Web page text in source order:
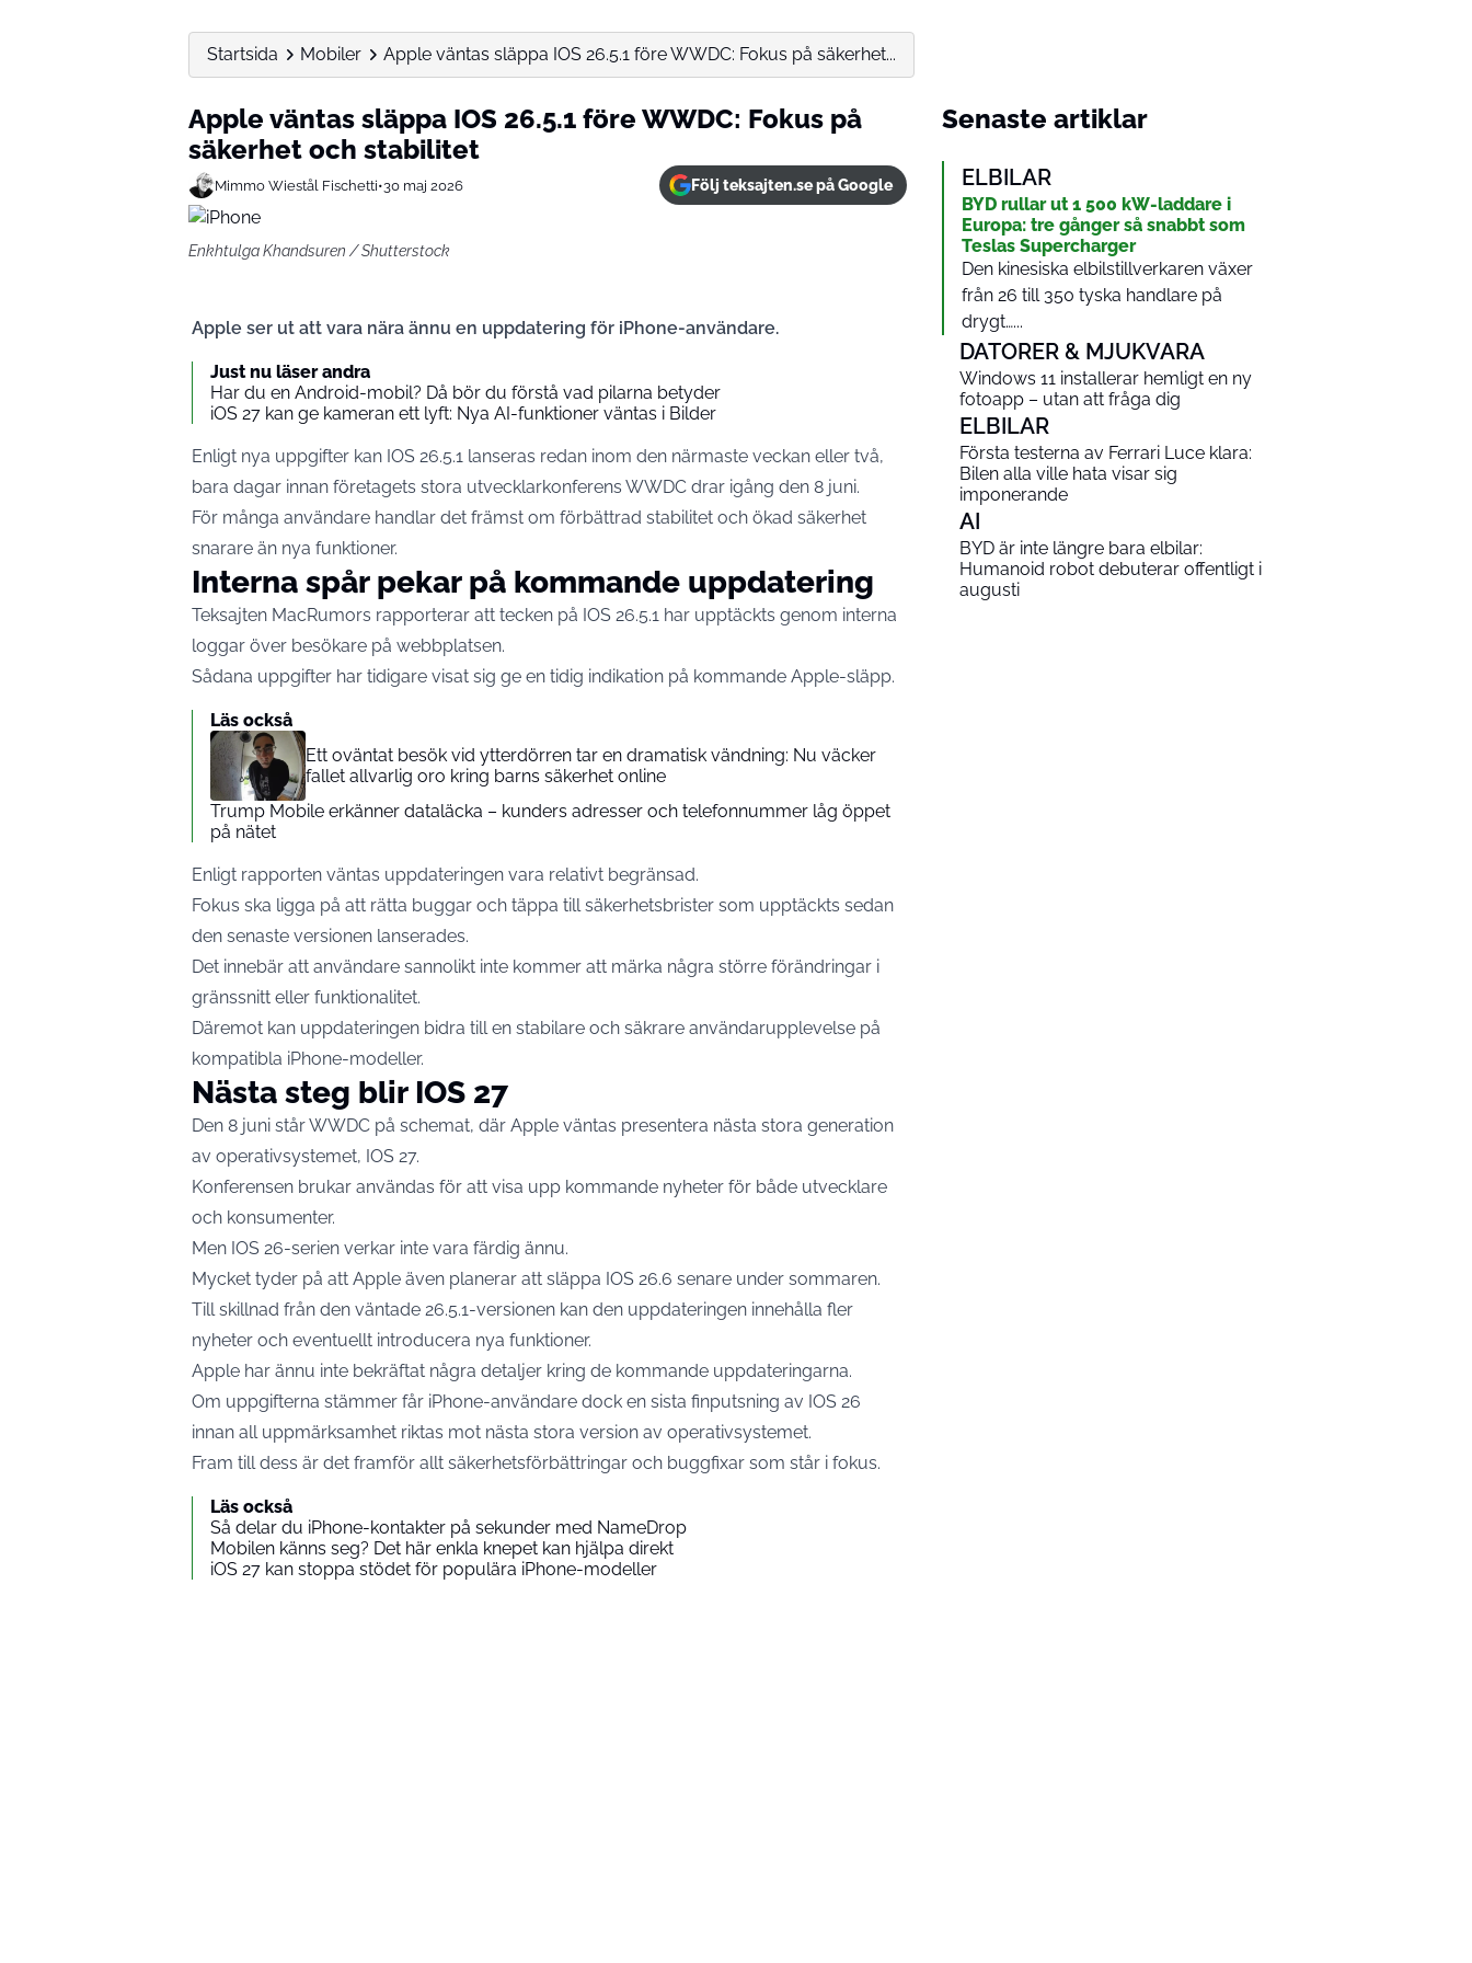
Startsida Mobiler Apple väntas släppa IOS 26.5.1 före WWDC: Fokus på säkerhet...
Apple väntas släppa IOS 26.5.1 före WWDC: Fokus på
säkerhet och stabilitet
Mimmo Wiestål Fischetti•30 maj 2026 Följ teksajten.se på Google
Enkhtulga Khandsuren / Shutterstock
Apple ser ut att vara nära ännu en uppdatering för iPhone-användare.
Just nu läser andra
Har du en Android-mobil? Då bör du förstå vad pilarna betyder
iOS 27 kan ge kameran ett lyft: Nya AI-funktioner väntas i Bilder
Enligt nya uppgifter kan IOS 26.5.1 lanseras redan inom den närmaste veckan eller två,
bara dagar innan företagets stora utvecklarkonferens WWDC drar igång den 8 juni.
För många användare handlar det främst om förbättrad stabilitet och ökad säkerhet
snarare än nya funktioner.
Interna spår pekar på kommande uppdatering
Teksajten MacRumors rapporterar att tecken på IOS 26.5.1 har upptäckts genom interna
loggar över besökare på webbplatsen.
Sådana uppgifter har tidigare visat sig ge en tidig indikation på kommande Apple-släpp.
Läs också
Ett oväntat besök vid ytterdörren tar en dramatisk vändning: Nu väcker
fallet allvarlig oro kring barns säkerhet online
Trump Mobile erkänner dataläcka – kunders adresser och telefonnummer låg öppet
på nätet
Enligt rapporten väntas uppdateringen vara relativt begränsad.
Fokus ska ligga på att rätta buggar och täppa till säkerhetsbrister som upptäckts sedan
den senaste versionen lanserades.
Det innebär att användare sannolikt inte kommer att märka några större förändringar i
gränssnitt eller funktionalitet.
Däremot kan uppdateringen bidra till en stabilare och säkrare användarupplevelse på
kompatibla iPhone-modeller.
Nästa steg blir IOS 27
Den 8 juni står WWDC på schemat, där Apple väntas presentera nästa stora generation
av operativsystemet, IOS 27.
Konferensen brukar användas för att visa upp kommande nyheter för både utvecklare
och konsumenter.
Men IOS 26-serien verkar inte vara färdig ännu.
Mycket tyder på att Apple även planerar att släppa IOS 26.6 senare under sommaren.
Till skillnad från den väntade 26.5.1-versionen kan den uppdateringen innehålla fler
nyheter och eventuellt introducera nya funktioner.
Apple har ännu inte bekräftat några detaljer kring de kommande uppdateringarna.
Om uppgifterna stämmer får iPhone-användare dock en sista finputsning av IOS 26
innan all uppmärksamhet riktas mot nästa stora version av operativsystemet.
Fram till dess är det framför allt säkerhetsförbättringar och buggfixar som står i fokus.
Läs också
Så delar du iPhone-kontakter på sekunder med NameDrop
Mobilen känns seg? Det här enkla knepet kan hjälpa direkt
iOS 27 kan stoppa stödet för populära iPhone-modeller
Senaste artiklar
ELBILAR
BYD rullar ut 1 500 kW-laddare i
Europa: tre gånger så snabbt som
Teslas Supercharger
Den kinesiska elbilstillverkaren växer
från 26 till 350 tyska handlare på
drygt…...
DATORER & MJUKVARA
Windows 11 installerar hemligt en ny
fotoapp – utan att fråga dig
ELBILAR
Första testerna av Ferrari Luce klara:
Bilen alla ville hata visar sig
imponerande
AI
BYD är inte längre bara elbilar:
Humanoid robot debuterar offentligt i
augusti